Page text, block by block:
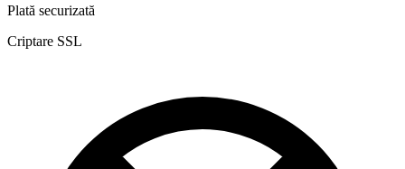
Plată securizată
Criptare SSL